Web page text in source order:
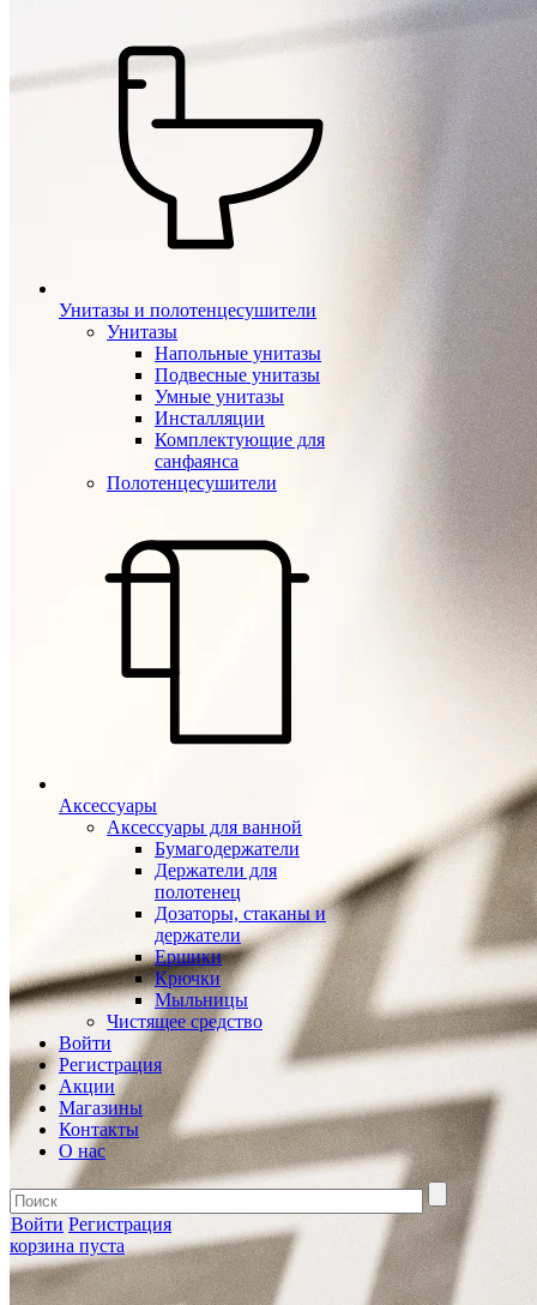
Унитазы и полотенцесушители
Унитазы
Напольные унитазы
Подвесные унитазы
Умные унитазы
Инсталляции
Комплектующие для
санфаянса
Полотенцесушители
Аксессуары
Аксессуары для ванной
Бумагодержатели
Держатели для
полотенец
Дозаторы, стаканы и
держатели
Ершики
Крючки
Мыльницы
Чистящее средство
Войти
Регистрация
Акции
Магазины
Контакты
О нас
Войти Регистрация
корзина пуста